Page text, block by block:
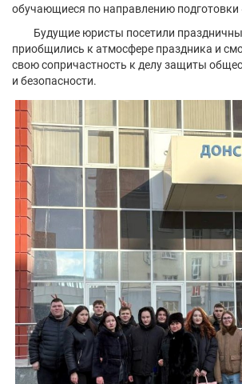
обучающиеся по направлению
Будущие юристы посетили
приобщились к атмосфере праздника и
свою сопричастность к делу защиты
и безопасности.